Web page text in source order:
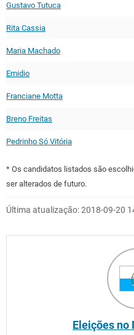
Gustavo Tutuca
Rita Cassia
Maria Machado
Emidio
Franciane Motta
Breno Freitas
Pedrinho Só Vitória
* Os candidatos listados são
ser alterados de futuro.
Última atualização: 2018-09-20
Eleições no